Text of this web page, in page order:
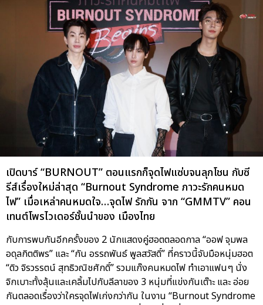
เปิดบาร์ “BURNOUT” ตอนแรกก็จุดไฟแซ่บจนลุกโชน กับซี
รีส์เรื่องใหม่ล่าสุด “Burnout Syndrome ภาวะรักคนหมด
ไฟ” เมื่อเหล่าคนหมดใจ…จุดไฟ รักกัน จาก “GMMTV” คอน
เทนต์โพรไวเดอร์ชั้นนำของ เมืองไทย
กับการพบกันอีกครั้งของ 2 นักแสดงคู่ฮอตตลอดกาล “ออฟ จุมพล
อดุลกิตติพร” และ “กัน อรรถพันธ์ พูลสวัสดิ์” ที่คราวนี้จับมือหนุ่มฮอต
“ดิว จิรวรรตน์ สุทธิวณิชศักดิ์” รวมแก๊งคนหมดไฟ ทำเอาแฟนๆ นั่ง
จิกเบาะทั้งลุ้นและเคลิ้มไปกับลีลาของ 3 หนุ่มที่แข่งกันเต๊าะ และ อ่อย
กันตลอดเรื่องว่าใครจุดไฟเก่งกว่ากัน ในงาน “Burnout Syndrome